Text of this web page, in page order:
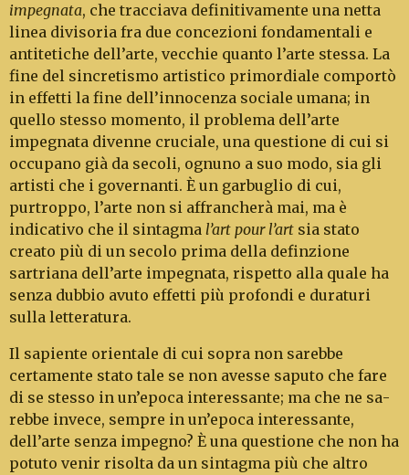
impegnata, che tracciava definitivamente una netta
linea divisoria fra due con­cezioni fondamentali e
antitetiche dell’arte, vec­chie quanto l’arte stessa. La
fine del sincretismo ar­tistico primordiale comportò
in effetti la fine dell’innocenza sociale umana; in
quello stesso momento, il problema dell’arte
impegnata diven­ne cruciale, una questione di cui si
occupano già da secoli, ognuno a suo modo, sia gli
artisti che i go­vernanti. È un garbuglio di cui,
purtroppo, l’ar­te non si affrancherà mai, ma è
indicativo che il sintagma l’art pour l’art sia stato
creato più di un se­colo prima della definzione
sartriana dell’arte im­pegnata, rispetto alla quale ha
senza dubbio a­vu­to effetti più profondi e duraturi
sulla lettera­tura.
Il sapiente orientale di cui sopra non sarebbe
certamente stato tale se non avesse saputo che fare
di se stesso in un’epoca interessante; ma che ne sa­
rebbe invece, sempre in un’epoca interessante,
dell’arte senza impegno? È una questione che non ha
potuto venir risolta da un sintagma più che altro